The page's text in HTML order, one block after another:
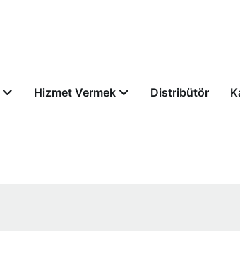
Hizmet Vermek Distribütör